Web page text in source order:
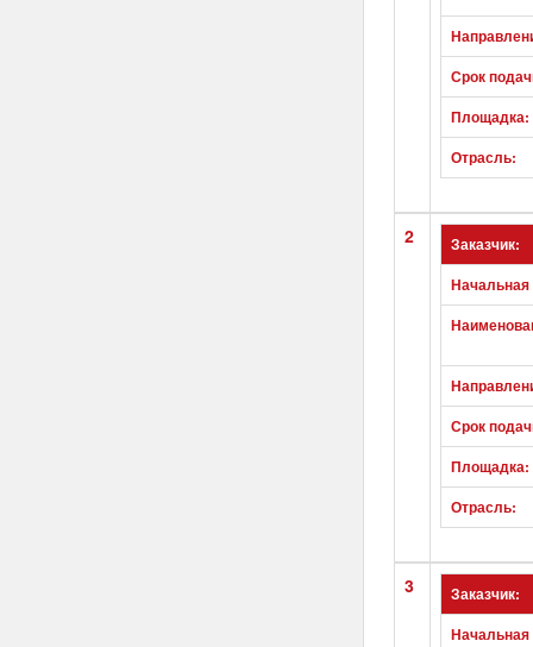
Срок
Площадка:
Отрасль:
2
Заказчик:
Начальная
Срок
Площадка:
Отрасль:
3
Заказчик:
Начальная